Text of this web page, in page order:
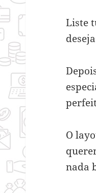
Liste
O
nada